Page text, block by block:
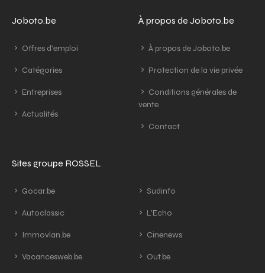
Joboto.be
Offres d'emploi
Catégories
Entreprises
Actualités
À propos de Joboto.be
À propos de Joboto.be
Protection de la vie privée
Conditions générales de
vente
Contact
Sites groupe ROSSEL
Gocar.be
Autoclassic
Immovlan.be
Vacancesweb.be
Sudinfo
L'Echo
Cinenews
Out.be